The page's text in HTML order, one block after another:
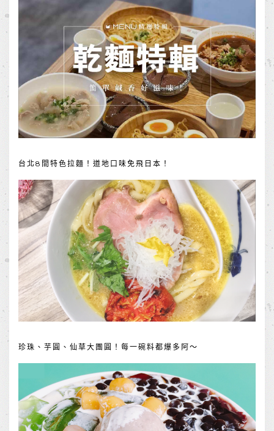
台北8間特色拉麵！道地口味免飛日本！
珍珠、芋圓、仙草大團圓！每一碗料都爆多阿～